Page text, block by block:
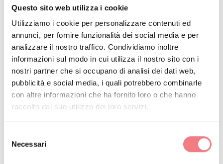
Questo sito web utilizza i cookie
Utilizziamo i cookie per personalizzare contenuti ed
annunci, per fornire funzionalità dei social media e per
analizzare il nostro traffico. Condividiamo inoltre
informazioni sul modo in cui utilizza il nostro sito con i
nostri partner che si occupano di analisi dei dati web,
pubblicità e social media, i quali potrebbero combinarle
con altre informazioni che ha fornito loro o che hanno
raccolto dal suo utilizzo dei loro servizi.
delNecessari
Una passeggiata tra i viali, le piante e i giardini di
questo grande parco non può mancare!
Curiosità